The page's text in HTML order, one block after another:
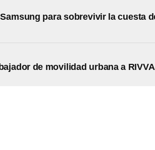
para sobrevivir la cuesta
de movilidad urbana a